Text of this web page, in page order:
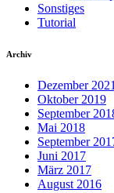
Sonstiges
Tutorial
Archiv
Dezember 2021
Oktober 2019
September
Mai 2018
September
Juni 2017
März 2017
August 2016